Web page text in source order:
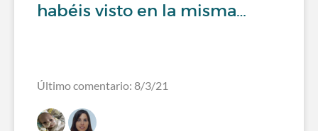
habéis visto en la misma…
Último comentario: 8/3/21